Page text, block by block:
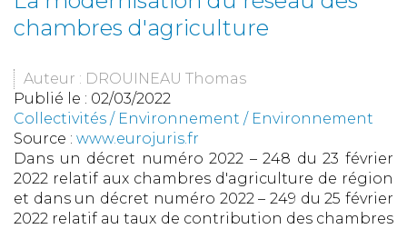
chambres d'agriculture
Auteur : DROUINEAU Thomas
Publié le : 02/03/2022
Collectivités / Environnement / Environnement
Source : www.eurojuris.fr
Dans un décret numéro 2022 – 248 du 23 février
2022 relatif aux chambres d'agriculture de région
et dans un décret numéro 2022 – 249 du 25 février
2022 relatif au taux de contribution des chambres